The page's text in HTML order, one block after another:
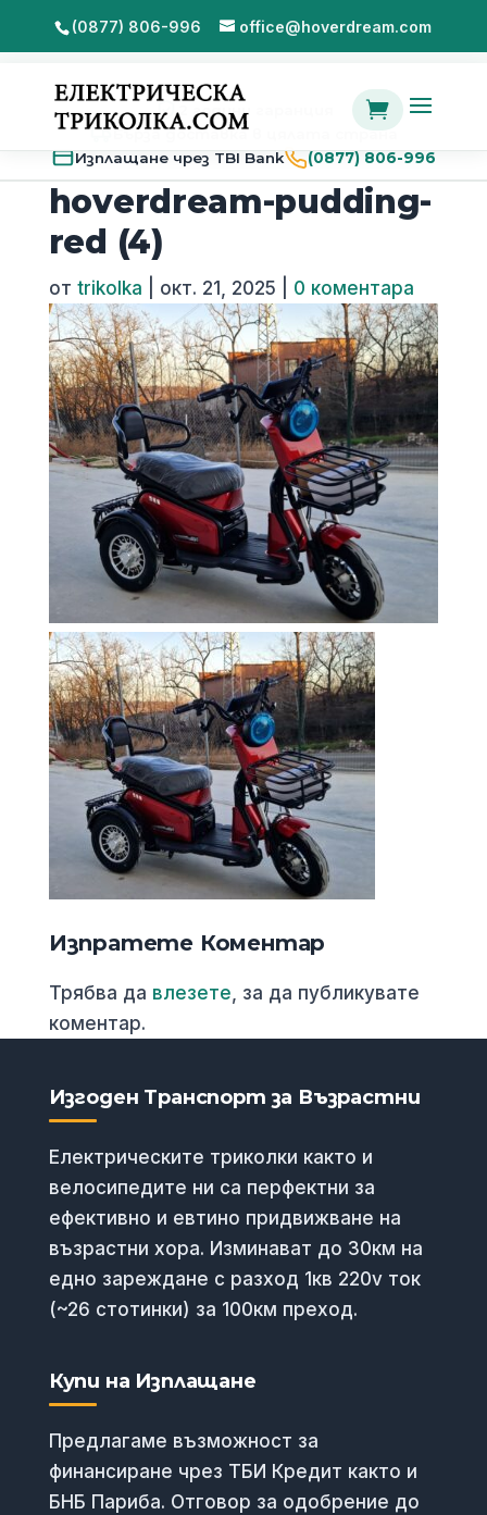
(0877) 806-996 office@hoverdream.com

2 години гаранция
Бърза доставка в цялата страна
Изплащане чрез TBI Bank
(0877) 806-996
hoverdream-pudding-
red (4)
от trikolka окт. 21, 2025 0 коментара
Изпратете Коментар
Трябва да влезете , за да публикувате
коментар.
Изгоден Транспорт за Възрастни
Електрическите триколки както и
велосипедите ни са перфектни за
ефективно и евтино придвижване на
възрастни хора. Изминават до 30км на
едно зареждане с разход 1кв 220v ток
(~26 стотинки) за 100км преход.
Купи на Изплащане
Предлагаме възможност за
финансиране чрез ТБИ Кредит както и
БНБ Париба. Отговор за одобрение до